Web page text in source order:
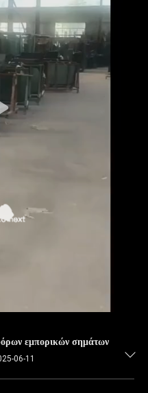
εμπορικών σημάτων
06-11